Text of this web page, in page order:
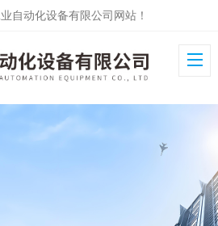
自动化设备有限公司网站！